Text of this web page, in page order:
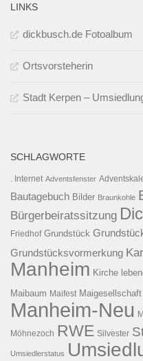
LINKS
dickbusch.de Fotoalbum
Ortsvorsteherin
Stadt Kerpen –
SCHLAGWORTE
. Internet Adventsfenster
Bautagebuch Bilder Braunkohle
Bürgerbeiratssitzung
Friedhof Grundstück
Grundstücksvormerkung
Manheim Kirche
Maibaum Maifest Maigesellschaft
Manheim-Neu
Möhnezoch RWE Silvester
Umsiedlerstatus